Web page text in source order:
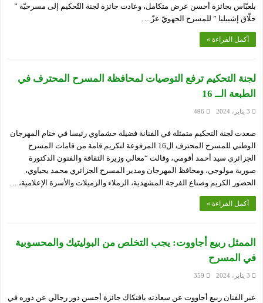
بلعبّاس بجائزة أحسن عرض متكامل، وعادت جائزة لجنة التّحكيم إلى مسرحيّة ”
حلّاق إشبيليا ” للمسرح الجهويّ عزّ …
أكمل القراءة »
لجنة التحكيم ترفع التوصيات لمحافظة المسرح المحترف في
الطبعة الــ 16
3 يناير، 2024 496
صعدت لجنة التحكيم متمثلة في الفنانة فضيلة حشماوي رئيسا في ختام المهرجان
الوطني للمسرح المحترف ال16 المرفوعة لتكريم قامة من قامات المسرح
الجزائري سيد أحمد أقومي، وقالت “معالي وزيرة الثقافة والفنون الدكتورة
صورية مولوجي، ومحافظ المهرجان ومدير المسرح الجزائري محمد يحياوي،
الحضور الكريم وصناع الفرجة المشهدية، الزملاء والزميلات والأسرة الإعلامية، …
أكمل القراءة »
الممثل ربيع أجاووت: يجب التخلص من البوليتيك والمحسوبية
في المسرح
3 يناير، 2024 359
عبر الفنان ربيع أجاووت عن سعادته بافتكاك جائزة أحسن دور رجالي عن دوره في